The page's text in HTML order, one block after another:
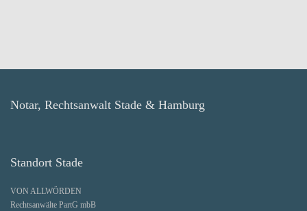
Notar, Rechtsanwalt Stade & Hamburg
Standort Stade
VON ALLWÖRDEN
Rechtsanwälte PartG mbB